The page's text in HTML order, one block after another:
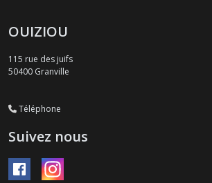
OUIZIOU
115 rue des juifs
50400 Granville
Téléphone
Suivez nous